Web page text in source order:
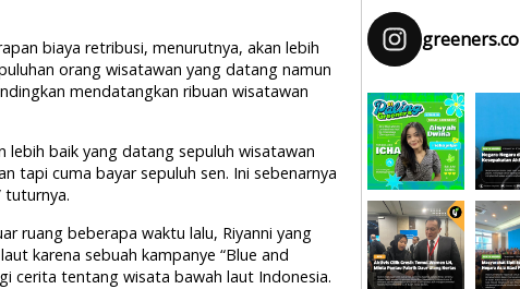
biaya retribusi, menurutnya, akan lebih
orang wisatawan yang datang namun
mendatangkan ribuan wisatawan
lebih baik yang datang sepuluh wisatawan
tapi cuma bayar sepuluh sen. Ini sebenarnya
tuturnya.
ruang beberapa waktu lalu, Riyanni yang
karena sebuah kampanye “Blue and
cerita tentang wisata bawah laut Indonesia.
greeners.co